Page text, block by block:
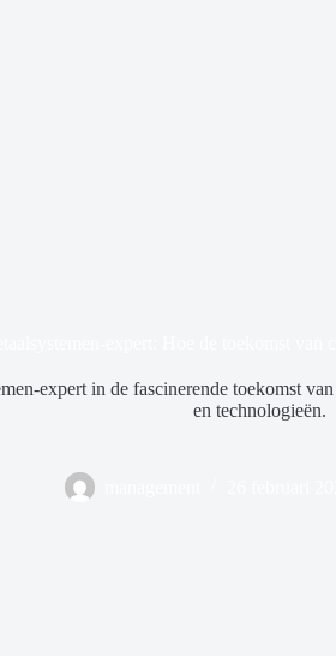
expert in de fascinerende toekomst
en technologieën.